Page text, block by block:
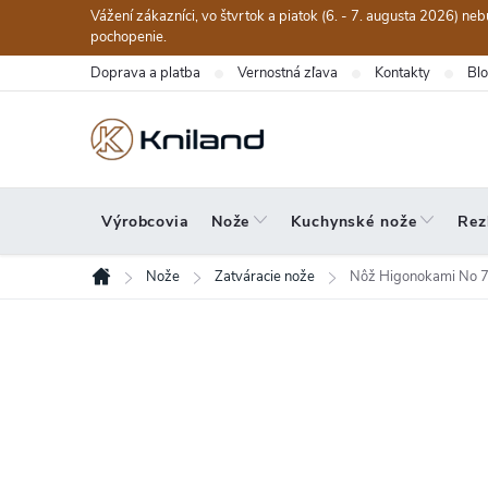
obsah
Vážení zákazníci, vo štvrtok a piatok (6. - 7. augusta 2026)
pochopenie.
Doprava a platba Vernostná zľava Kontakty
Výrobcovia Nože Kuchynské nože
Domov
Nože Zatváracie nože Nôž Higonokami No